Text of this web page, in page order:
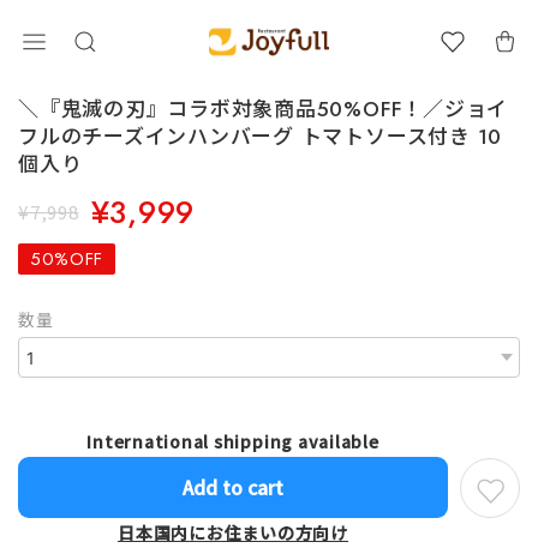
＼『鬼滅の刃』コラボ対象商品50%OFF！／ジョイ
フルのチーズインハンバーグ トマトソース付き 10
個入り
¥7,998 ¥3,999
50%OFF
数量
International shipping available
Add to cart
日本国内にお住まいの方向け